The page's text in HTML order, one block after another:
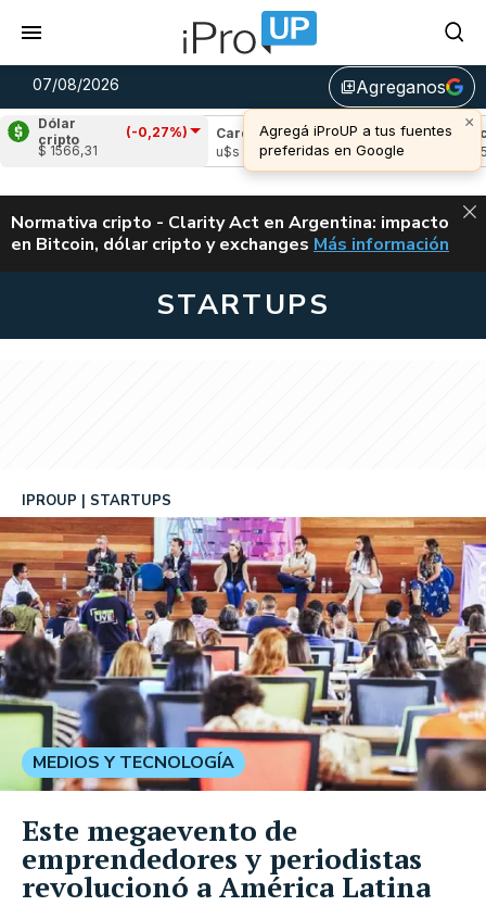
07/08/2026 library_addAgreganos
×
Agregá iProUP a tus fuentes
preferidas en Google
Dólar
cripto
(-0,27%)
$ 1566,31
(-0,90%)
Cardano
(-0,16%)
u$s 0,20
Avalanche
ALERTA
Normativa cripto - Clarity Act en Argentina: impacto
en Bitcoin, dólar cripto y exchanges CLARITY ACT EN
Más información
STARTUPS
IPROUP STARTUPS
MEDIOS Y TECNOLOGÍA
Este megaevento de
emprendedores y periodistas
revolucionó a América Latina